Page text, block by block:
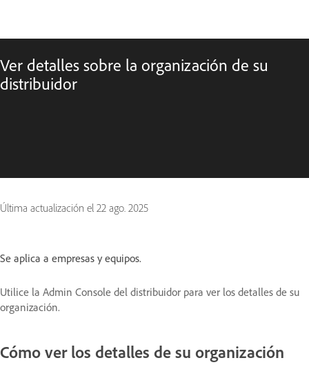
Ver detalles sobre la organización de su
distribuidor
Última actualización el 22 ago. 2025
Se aplica a empresas y equipos.
Utilice la Admin Console del distribuidor para ver los detalles de su
organización.
Cómo ver los detalles de su organización